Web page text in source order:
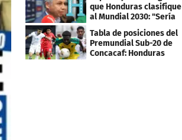
que Honduras clasifique
al Mundial 2030: "Sería
mentir"
Tabla de posiciones del
Premundial Sub-20 de
Concacaf: Honduras